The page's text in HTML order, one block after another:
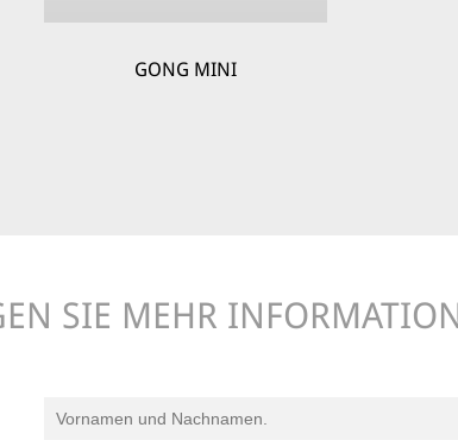
GONG MINI
SIE MEHR